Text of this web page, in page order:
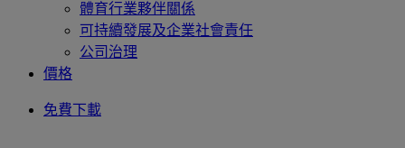
體育行業夥伴關係
可持續發展及企業社會責任
公司治理
價格
免費下載